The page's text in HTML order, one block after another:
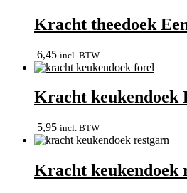
Kracht theedoek
6,45 incl. BTW
Kracht keukendoek
5,95 incl. BTW
Kracht keukendoek